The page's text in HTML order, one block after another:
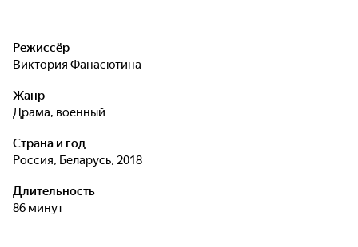
Режиссёр
Виктория Фанасютина
Жанр
драма, военный
Страна и год
Россия, Беларусь, 2018
Длительность
86 минут